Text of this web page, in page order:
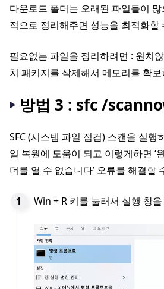
다운로드 폴더는 오래된 파일들이
적으로 정리해주면 성능을 최적화할
필요없는 파일을 정리하려면 : 원치
치 패키지를 삭제해서 메모리를 확보
방법 3 : sfc /
SFC (시스템 파일 점검) 스캔을 실행
일 복원에 도움이 되고 이렇게하면 ‘
더를 열 수 없습니다’ 오류를 해결할
Win + R 키를 눌러서 실행 창